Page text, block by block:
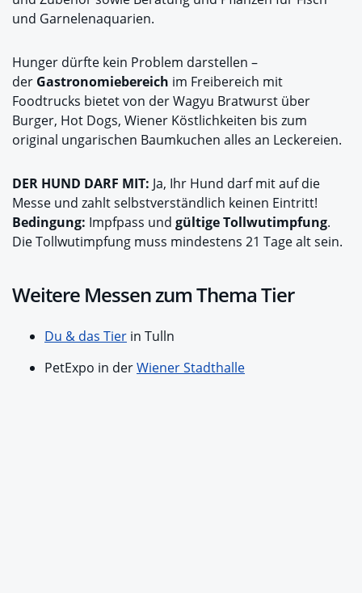
und Garnelenaquarien.
Hunger dürfte kein Problem darstellen –
der Gastronomiebereich im Freibereich mit
Foodtrucks bietet von der Wagyu Bratwurst über
Burger, Hot Dogs, Wiener Köstlichkeiten bis zum
original ungarischen Baumkuchen alles an Leckereien.
DER HUND DARF MIT: Ja, Ihr Hund darf mit auf die
Messe und zahlt selbstverständlich keinen Eintritt!
Bedingung: Impfpass und gültige Tollwutimpfung.
Die Tollwutimpfung muss mindestens 21 Tage alt sein.
Weitere Messen zum Thema Tier
Du & das Tier in Tulln
PetExpo in derWiener Stadthalle